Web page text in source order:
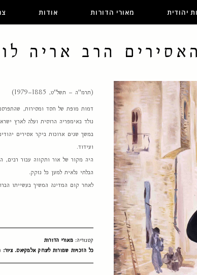
יהודית מאורי הדורות אודות
הרב אריה
(תרמ"ה – תשל"ט, 1885–1979)
דמות מופת של חסד ומסירות,
נולד באימפריה הרוסית ועלה לארץ
במשך שנים ארוכות ביקר אסירים
ועידוד.
היה מקור של אור ותקווה עבור רבים,
הבלתי נלאית למען כל נזקק.
לאחר קום המדינה המשיך בעשייתו
קטגוריה:מאורי הדורות
כל הזכויות שמורות ליצחק אלמקיאס. ציור: